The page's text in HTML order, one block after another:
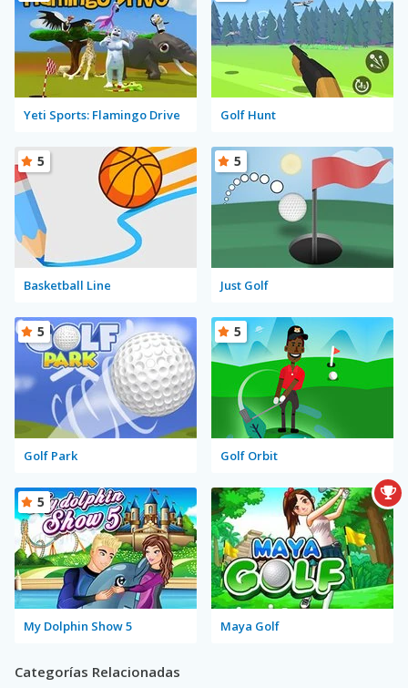
Yeti Sports: Flamingo Drive Golf Hunt
Basketball Line
5
Just Golf
5
Golf Park
5
Golf Orbit
5
My Dolphin Show 5
5
Maya Golf
Categorías Relacionadas